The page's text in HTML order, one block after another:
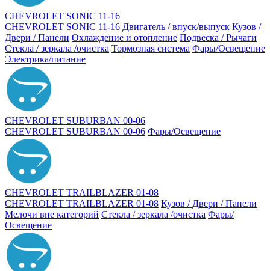
CHEVROLET SONIC 11-16
CHEVROLET SONIC 11-16 Двигатель / впуск/выпуск Кузов /
Двери / Панели Охлаждение и отопление Подвеска / Рычаги
Стекла / зеркала /очистка Тормозная система Фары/Освещение
Электрика/питание
CHEVROLET SUBURBAN 00-06
CHEVROLET SUBURBAN 00-06 Фары/Освещение
CHEVROLET TRAILBLAZER 01-08
CHEVROLET TRAILBLAZER 01-08 Кузов / Двери / Панели
Мелочи вне категорий Стекла / зеркала /очистка Фары/
Освещение